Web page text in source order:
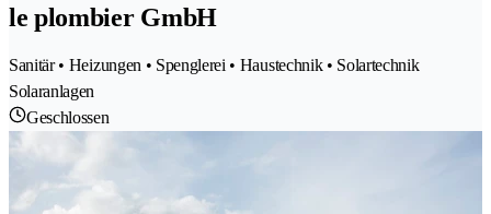
le plombier GmbH
Sanitär • Heizungen • Spenglerei • Haustechnik • Solartechnik
Solaranlagen
Geschlossen